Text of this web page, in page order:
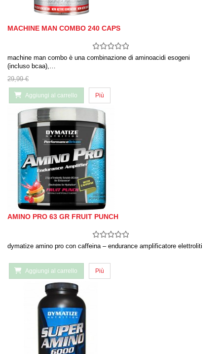
MACHINE MAN COMBO 240 CAPS
machine man combo è una combinazione di aminoacidi esogeni
(incluso bcaa),…
29,99 €
Aggiungi al carrello Più
AMINO PRO 63 GR FRUIT PUNCH
dymatize amino pro con caffeina – endurance amplificatore elettroliti
Aggiungi al carrello Più